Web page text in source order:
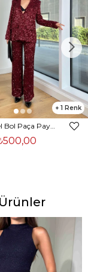
1
Yüksek Bel Bol Paça Payetli Kenlar Bordo Kadın Pantolon 25K348